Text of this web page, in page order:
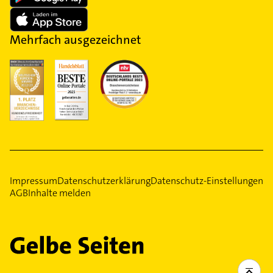
Mehrfach ausgezeichnet
ImpressumDatenschutzerklärungDatenschutz-Einstellungen
AGBInhalte melden